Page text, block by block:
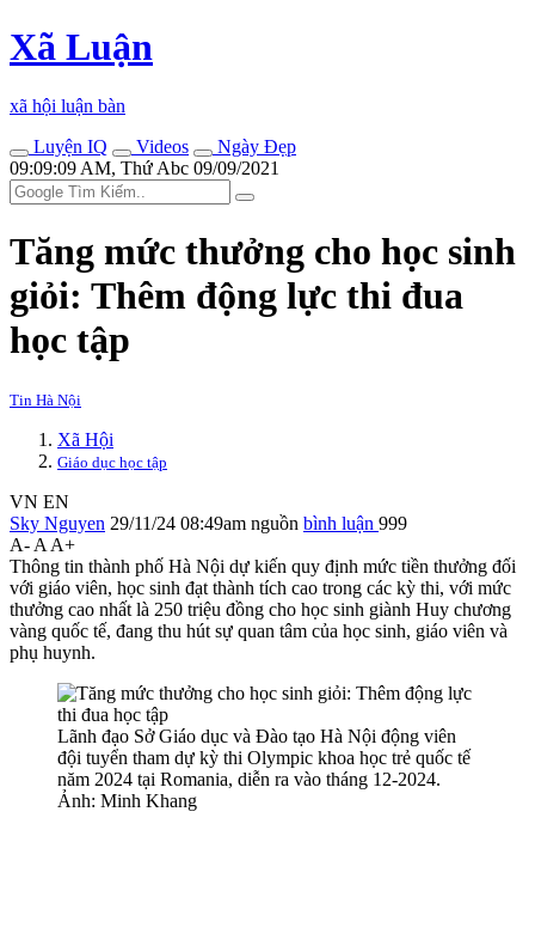
Xã Luận
xã hội luận bàn
Luyện IQ
Videos
Ngày Đẹp
09:09:09 AM, Thứ Abc 09/09/2021
Tăng mức thưởng cho học sinh
giỏi: Thêm động lực thi đua
học tập
Tin Hà Nội
Xã Hội
Giáo dục học tập
VN EN
Sky Nguyen 29/11/24 08:49am nguồn bình luận 999
A- A A+
Thông tin thành phố Hà Nội dự kiến quy định mức tiền thưởng đối
với giáo viên, học sinh đạt thành tích cao trong các kỳ thi, với mức
thưởng cao nhất là 250 triệu đồng cho học sinh giành Huy chương
vàng quốc tế, đang thu hút sự quan tâm của học sinh, giáo viên và
phụ huynh.
Lãnh đạo Sở Giáo dục và Đào tạo Hà Nội động viên
đội tuyển tham dự kỳ thi Olympic khoa học trẻ quốc tế
năm 2024 tại Romania, diễn ra vào tháng 12-2024.
Ảnh: Minh Khang